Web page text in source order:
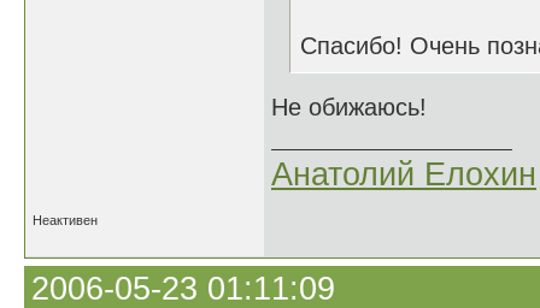
Спасибо! Очень
Не обижаюсь!
Анатолий Елохин
Неактивен
2006-05-23 01:11:09